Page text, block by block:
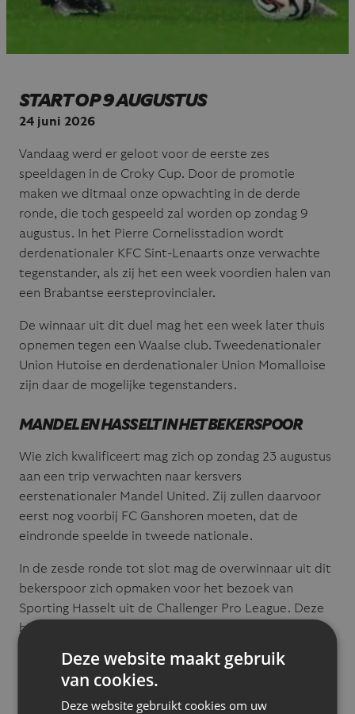
START OP 9 AUGUSTUS
24 juni 2026
Vandaag werd er geloot voor de eerste zes
speeldagen in de Croky Cup. Door de promotie
maken we ditmaal onze opwachting in de derde
ronde, die toch gespeeld zal worden op zondag 9
augustus. In het Pierre Cornelisstadion wordt
derdenationaler KFC Sint-Lenaarts onze verwachte
tegenstander, als zij het een week voordien halen van
een Brabantse eersteprovincialer.
De winnaar uit dit duel mag het een week later thuis
opnemen tegen een Waalse club. Tweedenationaler
Union Hutoise en derdenationaler Union Momalloise
zijn daar de mogelijke tegenstanders.
MANDEL EN HASSELT IN HET BEKERSPOOR
Wie zich kwalificeert mag zich op zondag 23 augustus
aan een trip verwachten naar kersvers
eerstenationaler Mandel United. Zij zullen daarvoor
eerst nog voorbij FC Ganshoren moeten, dat de
eindronde speelde in tweede nationale.
In de zesde ronde tot slot mag de overwinnaar uit dit
bekerspoor zich opmaken voor het bezoek van
Sporting Hasselt uit de Challenger Pro League. Deze
bekerronde wordt pas gespeeld op zondag 27
Hoe ver kunnen we deze keer doorstoten? We kijken
er alvast naar uit.
Deze website maakt gebruik
van cookies.
Deze website gebruikt cookies om uw